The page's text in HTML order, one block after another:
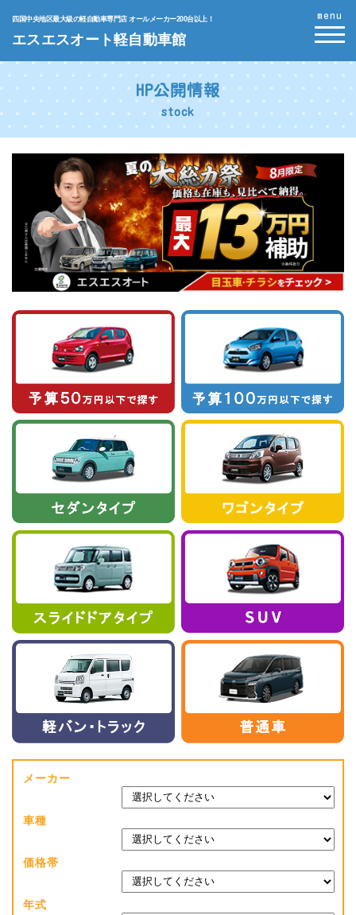
四国中央地区最大級の軽自動車専門店 オールメーカー200台以上！
エスエスオート軽自動車館
menu
HP公開情報
stock
メーカー
車種
価格帯
年式